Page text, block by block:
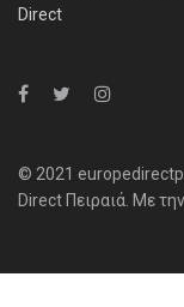
Direct
© 2021
Direct Πειραιά. Με